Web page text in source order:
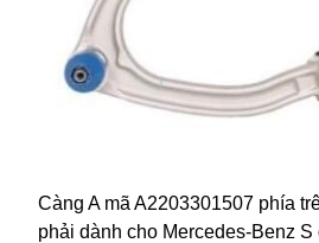
Càng A mã A2203301507 phía
phải dành cho Mercedes-Benz S